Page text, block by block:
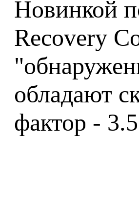
Новинкой
Recovery
обладают
фактор -